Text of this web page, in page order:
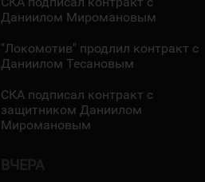
Даниилом Миромановым
"Локомотив" продлил контракт с
Даниилом Тесановым
СКА подписал контракт с
защитником Даниилом
Миромановым
ВЧЕРА